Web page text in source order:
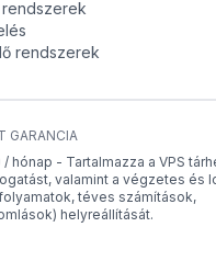
rendszerek
rendszerek
GARANCIA
hónap - Tartalmazza a VPS
valamint a végzetes és
téves számítások,
helyreállítását.